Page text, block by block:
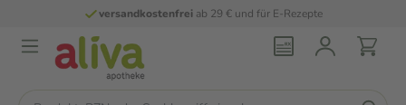
versandkostenfreiab 29 € und für E-Rezepte